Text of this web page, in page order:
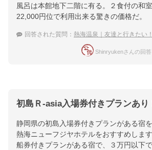
風呂は本館地下二階に有る。２食付の和
22,000円位で利用出来る驚きの価格だ。
回答された質問： 熱海温泉｜友達と行きたい！海鮮バイキング
Shinryukenさんの回
初島Ｒ-asia入場券付きプランあり
静岡県の初島入場券付きプランがある宿
熱海ニューフジヤホテルをおすすめしま
船券付きプランがある宿で、３万円以下